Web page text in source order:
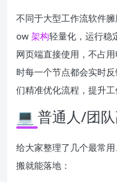
不同于大型工作流软件
ow 架构轻量化，运行稳
网页端直接使用，不占
时每一个节点都会实时
们精准优化流程，提升工
💻 普通人/团
给大家整理了几个最常
搬就能落地：